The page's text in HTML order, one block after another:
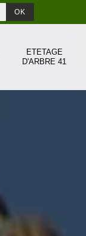
ETETAGE
D'ARBRE 41